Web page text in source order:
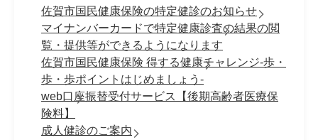
佐賀市国民健康保険の特定健診のお知らせ
マイナンバーカードで特定健康診査の結果の閲
覧・提供等ができるようになります
佐賀市国民健康保険 得する健康チャレンジ-歩・
歩・歩ポイントはじめましょう-
web口座振替受付サービス【後期高齢者医療保
険料】
成人健診のご案内